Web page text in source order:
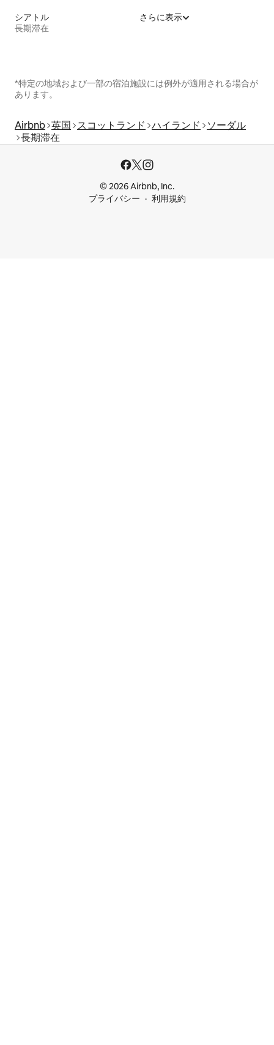
シアトル
長期滞在
さらに表示
*特定の地域および一部の宿泊施設には例外が適用される場合が
あります。
Airbnb 英国 スコットランド ハイランド
ソーダル
長期滞在
© 2026 Airbnb, Inc.
プライバシー
利用規約